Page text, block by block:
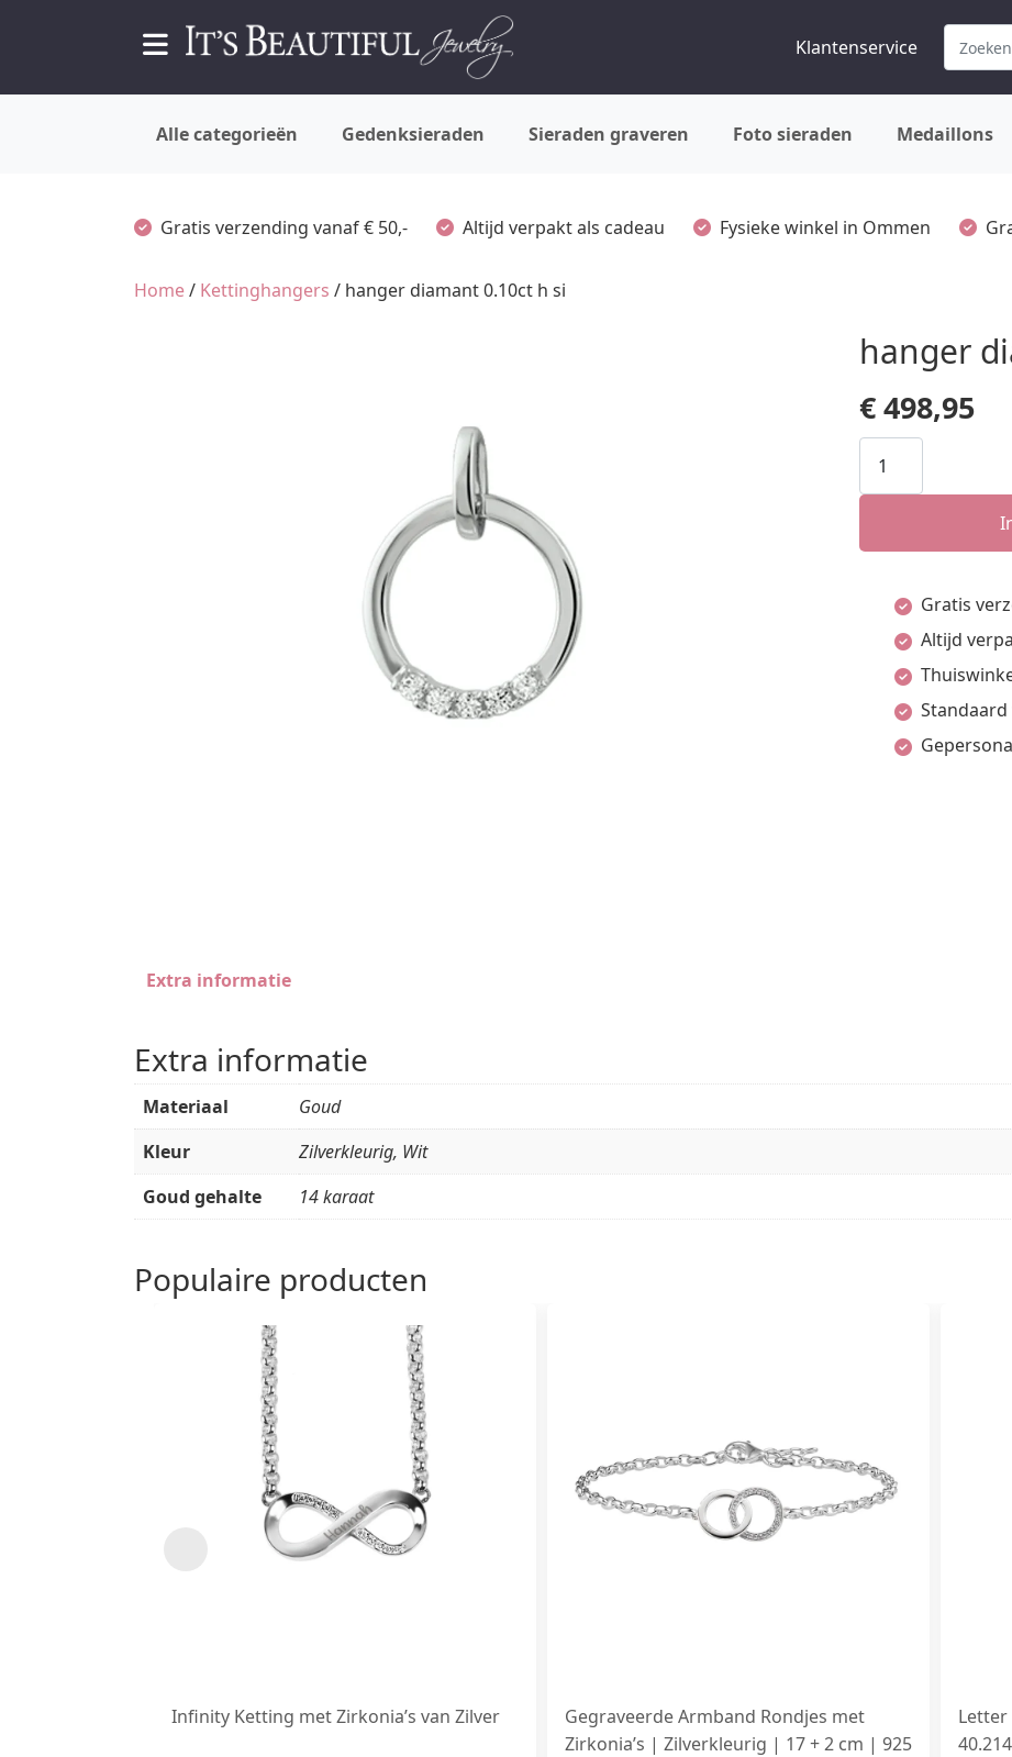
Klantenservice
Alle categorieën Gedenksieraden Sieraden graveren Foto sieraden Medaillons
Gratis verzending vanaf € 50,- Altijd verpakt als cadeau Fysieke winkel in Ommen
Home/ Kettinghangers / hanger diamant 0.10ct h si
hanger
€498,95
hanger
diamant
h
aantal
Gratis
Altijd
Extra informatie
Extra informatie
Materiaal
Goud
Kleur
Zilverkleurig, Wit
Goud gehalte
14 karaat
Populaire producten
Infinity Ketting met Zirkonia’s van Zilver
Gegraveerde Armband Rondjes met
Zirkonia’s | Zilverkleurig | 17 + 2 cm | 925
Letter